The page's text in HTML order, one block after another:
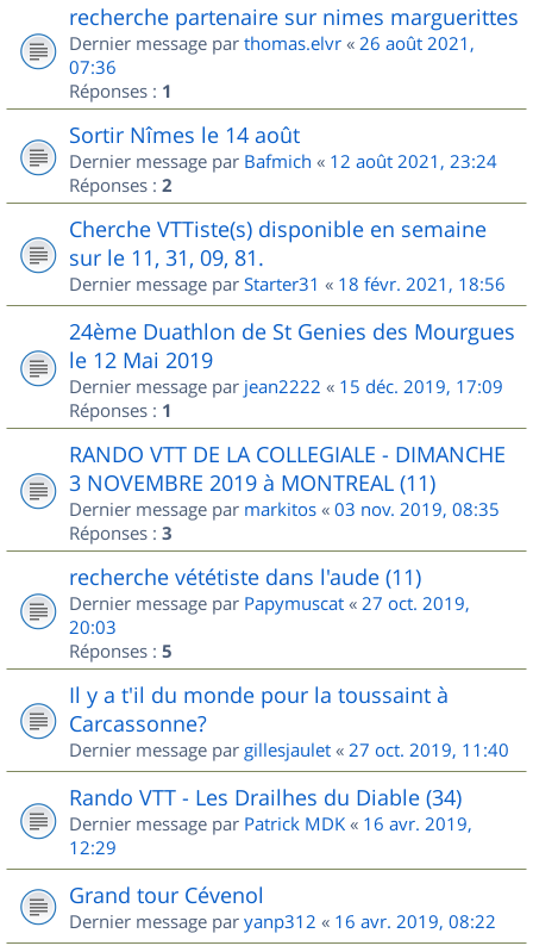
recherche partenaire sur nimes marguerittes
Dernier message par thomas.elvr « 26 août 2021,
07:36
Réponses : 1
Sortir Nîmes le 14 août
Dernier message par Bafmich « 12 août 2021, 23:24
Réponses : 2
Cherche VTTiste(s) disponible en semaine
sur le 11, 31, 09, 81.
Dernier message par Starter31 « 18 févr. 2021, 18:56
24ème Duathlon de St Genies des Mourgues
le 12 Mai 2019
Dernier message par jean2222 « 15 déc. 2019, 17:09
Réponses : 1
RANDO VTT DE LA COLLEGIALE - DIMANCHE
3 NOVEMBRE 2019 à MONTREAL (11)
Dernier message par markitos « 03 nov. 2019, 08:35
Réponses : 3
recherche vététiste dans l'aude (11)
Dernier message par Papymuscat « 27 oct. 2019,
20:03
Réponses : 5
Il y a t'il du monde pour la toussaint à
Carcassonne?
Dernier message par gillesjaulet « 27 oct. 2019, 11:40
Rando VTT - Les Drailhes du Diable (34)
Dernier message par Patrick MDK « 16 avr. 2019,
12:29
Grand tour Cévenol
Dernier message par yanp312 « 16 avr. 2019, 08:22